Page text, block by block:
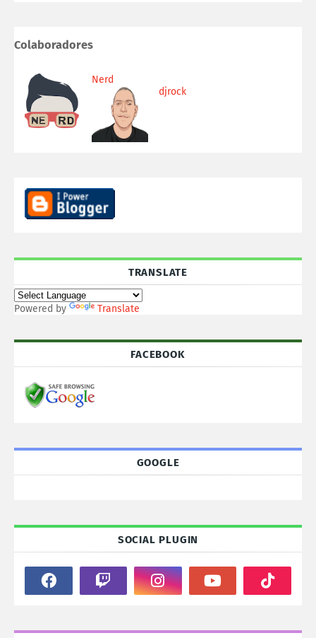
Colaboradores
Nerd
djrock
TRANSLATE
Powered by Translate
FACEBOOK
GOOGLE
SOCIAL PLUGIN